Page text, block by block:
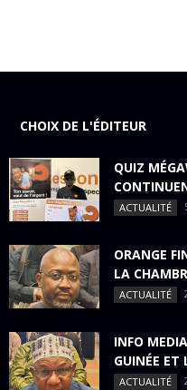
CHOIX DE L'ÉDITEUR
QUIZ
ACTUALITÉ
ORANGE
LA
ACTUALITÉ
INFO
GUINÉE ET
ACTUALITÉ